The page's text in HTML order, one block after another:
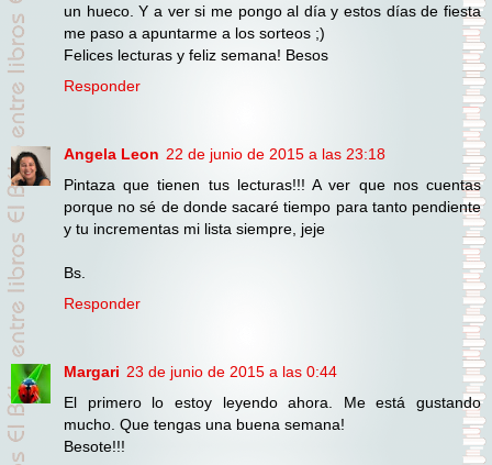
un hueco. Y a ver si me pongo al día y estos días de fiesta
me paso a apuntarme a los sorteos ;)
Felices lecturas y feliz semana! Besos
Responder
Angela Leon 22 de junio de 2015 a las 23:18
Pintaza que tienen tus lecturas!!! A ver que nos cuentas
porque no sé de donde sacaré tiempo para tanto pendiente
y tu incrementas mi lista siempre, jeje
Bs.
Responder
Margari 23 de junio de 2015 a las 0:44
El primero lo estoy leyendo ahora. Me está gustando
mucho. Que tengas una buena semana!
Besote!!!